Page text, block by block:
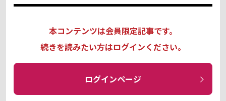
本コンテンツは会員限定記事です。
続きを読みたい方はログインください。
ログインページ